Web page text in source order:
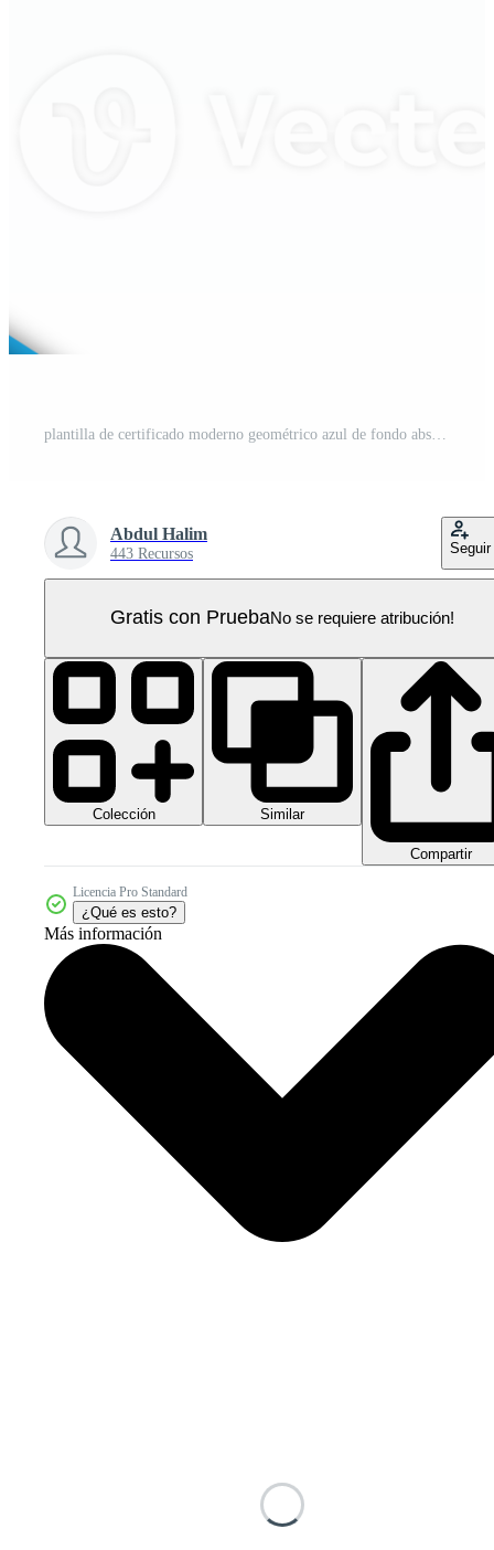
Abdul Halim
443 Recursos Seguir
Gratis con PruebaNo se requiere atribución!
Colección Similar
Compartir
Licencia Pro Standard
¿Qué es esto?
Más información